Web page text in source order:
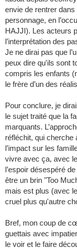
envie de rentrer dans
personnage, en
HAJJI). Les acteurs
l’interprétation des
Je ne dirai pas que
peux dire qu'ils sont
compris les enfants
le frère d’un des
Pour conclure, je
le sujet traité que la
marquants.
réfléchit, qui cherche
l’impact sur les
vivre avec ça, avec
l’espoir désespéré
être un brin "Too
mais est plus (avec
cruel plus qu'autre
Bref, mon coup de
guettais avec
le voir et le faire